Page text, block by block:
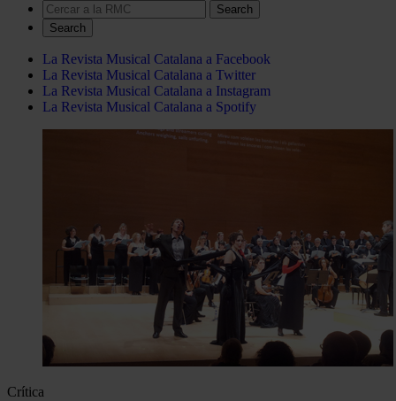
Search
La Revista Musical Catalana a Facebook
La Revista Musical Catalana a Twitter
La Revista Musical Catalana a Instagram
La Revista Musical Catalana a Spotify
Crítica